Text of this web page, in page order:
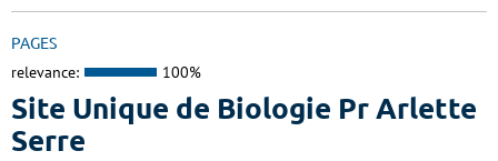
PAGES
relevance: 100%
Site Unique de Biologie Pr Arlette
Serre